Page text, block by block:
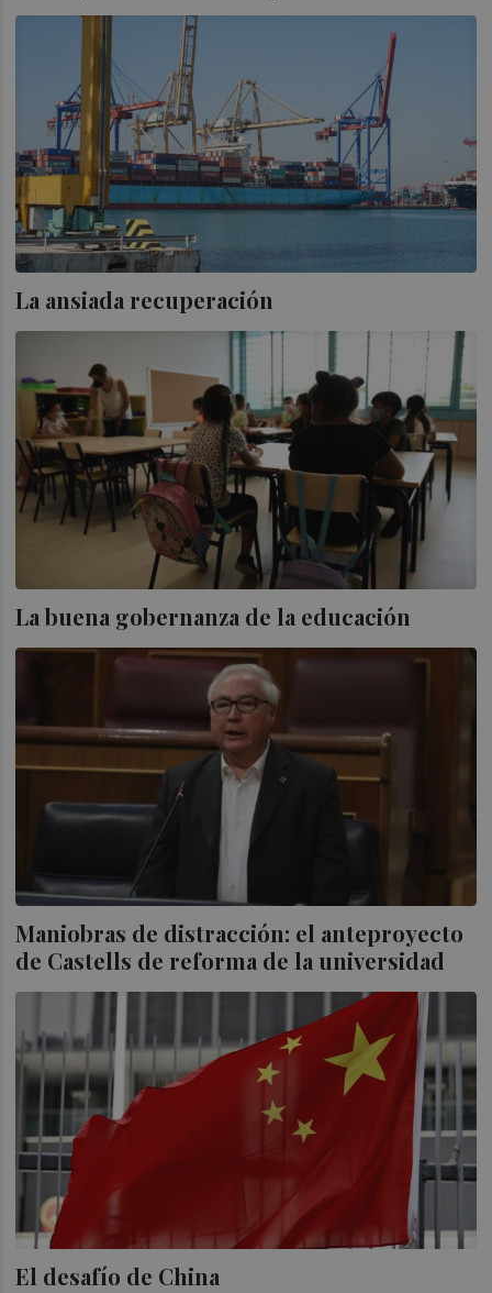
La ansiada recuperación
La buena gobernanza de la educación
Maniobras de distracción: el anteproyecto
de Castells de reforma de la universidad
El desafío de China